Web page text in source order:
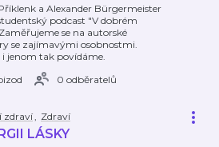
a Alexander Bürgermeister
podcast "V dobrém
se na autorské
se zajímavými osobnostmi.
i jenom tak povídáme.
0 odběratelů
zdraví, Zdraví
LÁSKY